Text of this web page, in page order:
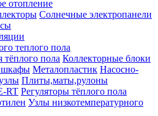
отопление
Солнечные электропанели
теплого пола
тёплого пола Коллекторные блоки
шкафы Металопластик Насосно-
Плиты,маты,рулоны
RT Регуляторы тёплого пола
Узлы низкотемпературного